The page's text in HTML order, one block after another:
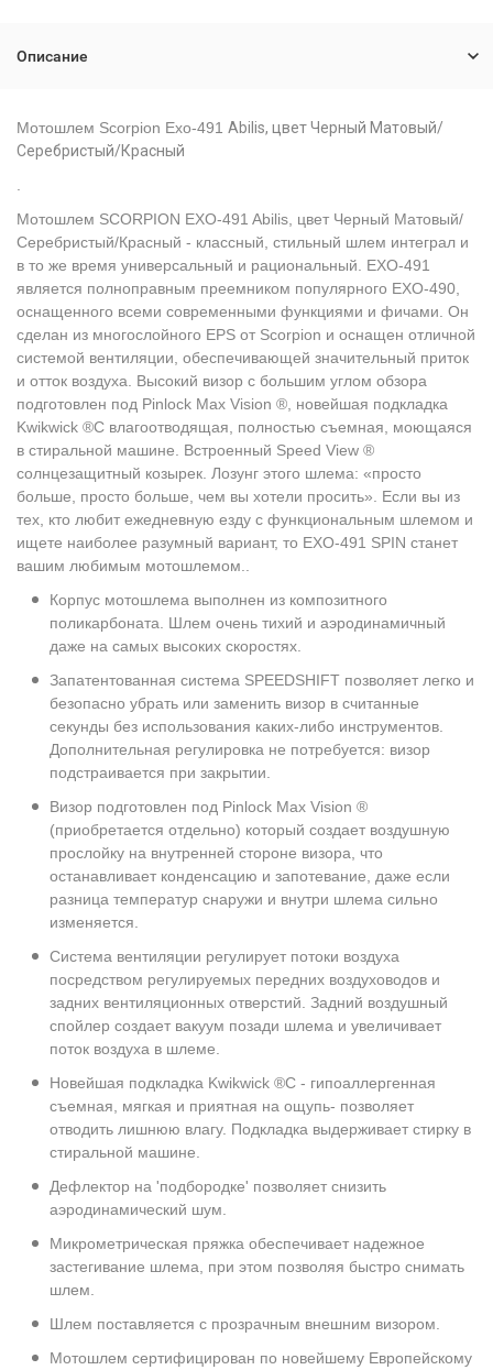
Описание
Мотошлем Scorpion Exo-491 Abilis, цветЧерный Матовый/
Серебристый/Красный
Мотошлем SCORPION EXO-491 Abilis, цвет Черный Матовый/
Серебристый/Красный - классный, стильный шлем интеграл и
в то же время универсальный и рациональный. EXO-491
является полноправным преемником популярного EXO-490,
оснащенного всеми современными функциями и фичами. Он
сделан из многослойного EPS от Scorpion и оснащен отличной
системой вентиляции, обеспечивающей значительный приток
и отток воздуха. Высокий визор с большим углом обзора
подготовлен под Pinlock Max Vision ®, новейшая подкладка
Kwikwick ®C влагоотводящая, полностью съемная, моющаяся
в стиральной машине. Встроенный Speed View ®
солнцезащитный козырек. Лозунг этого шлема: «просто
больше, просто больше, чем вы хотели просить». Если вы из
тех, кто любит ежедневную езду с функциональным шлемом и
ищете наиболее разумный вариант, то EXO-491 SPIN станет
вашим любимым мотошлемом..
Корпус мотошлема выполнен из композитного
поликарбоната. Шлем очень тихий и аэродинамичный
даже на самых высоких скоростях.
Запатентованная система SPEEDSHIFT позволяет легко и
безопасно убрать или заменить визор в считанные
секунды без использования каких-либо инструментов.
Дополнительная регулировка не потребуется: визор
подстраивается при закрытии.
Визор подготовлен под Pinlock Max Vision ®
(приобретается отдельно) который создает воздушную
прослойку на внутренней стороне визора, что
останавливает конденсацию и запотевание, даже если
разница температур снаружи и внутри шлема сильно
изменяется.
Система вентиляции регулирует потоки воздуха
посредством регулируемых передних воздуховодов и
задних вентиляционных отверстий. Задний воздушный
спойлер создает вакуум позади шлема и увеличивает
поток воздуха в шлеме.
Новейшая подкладка Kwikwick ®C - гипоаллергенная
съемная, мягкая и приятная на ощупь- позволяет
отводить лишнюю влагу. Подкладка выдерживает стирку в
стиральной машине.
Дефлектор на 'подбородке' позволяет снизить
аэродинамический шум.
Микрометрическая пряжка обеспечивает надежное
застегивание шлема, при этом позволяя быстро снимать
шлем.
Шлем поставляется с прозрачным внешним визором.
Мотошлем сертифицирован по новейшему Европейскому